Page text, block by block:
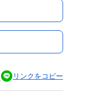
リンクをコピー